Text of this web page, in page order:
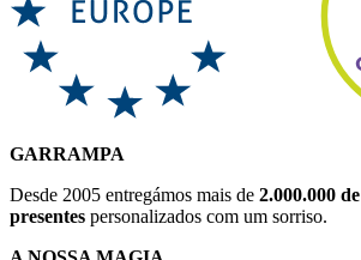
GARRAMPA
Desde 2005 entregámos mais de 2.000.000 de
presentes personalizados com um sorriso.